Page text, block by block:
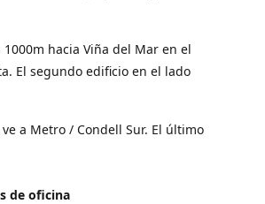
hacia Viña del Mar en el
El segundo edificio en el lado
a Metro / Condell Sur. El último
de oficina